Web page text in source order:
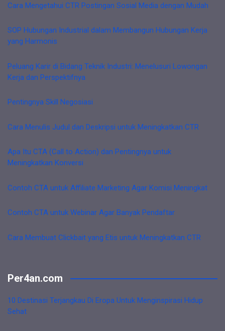
Cara Mengetahui CTR Postingan Sosial Media dengan Mudah
SOP Hubungan Industrial dalam Membangun Hubungan Kerja
yang Harmonis
Peluang Karir di Bidang Teknik Industri: Menelusuri Lowongan
Kerja dan Perspektifnya
Pentingnya Skill Negosiasi
Cara Menulis Judul dan Deskripsi untuk Meningkatkan CTR
Apa Itu CTA (Call to Action) dan Pentingnya untuk
Meningkatkan Konversi
Contoh CTA untuk Affiliate Marketing Agar Komisi Meningkat
Contoh CTA untuk Webinar Agar Banyak Pendaftar
Cara Membuat Clickbait yang Etis untuk Meningkatkan CTR
Per4an.com
10 Destinasi Terjangkau Di Eropa Untuk Menginspirasi Hidup
Sehat